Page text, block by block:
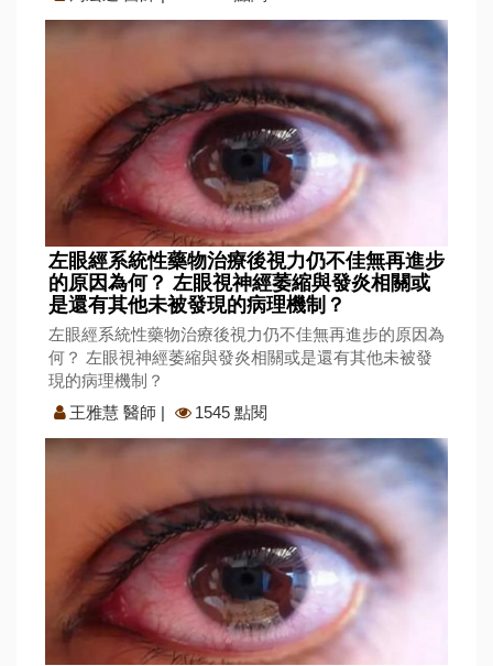
左眼經系統性藥物治療後視力仍不佳無再進步
的原因為何？ 左眼視神經萎縮與發炎相關或
是還有其他未被發現的病理機制？
左眼經系統性藥物治療後視力仍不佳無再進步的原因為
何？ 左眼視神經萎縮與發炎相關或是還有其他未被發
現的病理機制？
王雅慧 醫師 | 1545 點閱